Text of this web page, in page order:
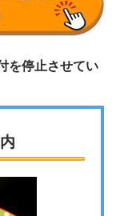
を停止させてい